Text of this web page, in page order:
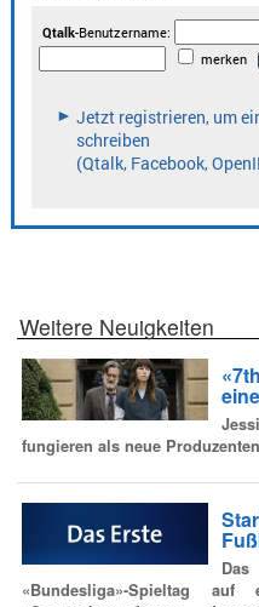
Weitere Neuigkeiten
fungieren als neue
«Bundesliga»-Spieltag